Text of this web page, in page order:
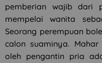
pemberian wajib dari
mempelai wanita
Seorang perempuan
calon suaminya.
oleh pengantin pria